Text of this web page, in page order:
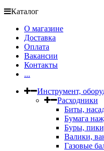
Каталог
О магазине
Доставка
Оплата
Вакансии
Контакты
...
Инструмент,
Расходники
Биты,
Бумага
Буры,
Валики,
Газовые